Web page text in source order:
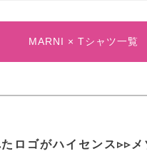
MARNI × Tシャツ一覧
ロゴがハイセンス▹▹メ